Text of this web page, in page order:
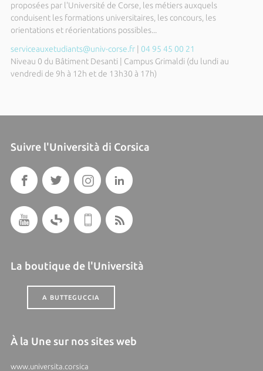
proposées par l'Université de Corse, les métiers auxquels
conduisent les formations universitaires, les concours, les
orientations et réorientations possibles...
serviceauxetudiants@univ-corse.fr| 04 95 45 00 21
Niveau 0 du Bâtiment Desanti | Campus Grimaldi (du lundi au
vendredi de 9h à 12h et de 13h30 à 17h)
Suivre l'Università di Corsica
La boutique de l'Università
A BUTTEGUCCIA
À la Une sur nos sites web
www.universita.corsica